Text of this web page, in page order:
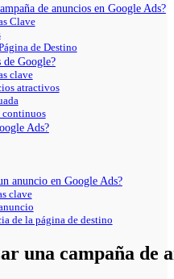
de anuncios en Google Ads?
Clave
de Destino
Google?
clave
atractivos
continuos
Ads?
anuncio en Google Ads?
clave
de la página de destino
una campaña de